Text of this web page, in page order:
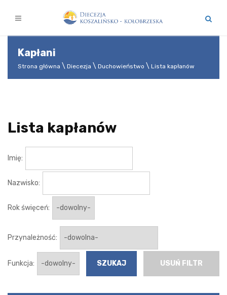
Kapłani
Strona główna Diecezja Duchowieństwo Lista kapłanów
Lista kapłanów
Imię:
Nazwisko:
Rok święceń:
Przynależność:
Funkcja: USUŃ FILTR